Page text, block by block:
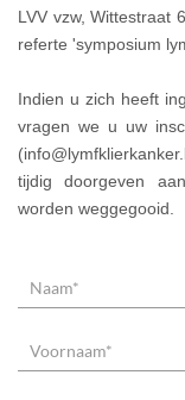
LVV vzw, Wittestraat
referte 'symposium
Indien u zich heeft
vragen we u uw
tijdig doorgeven
worden weggegooid.
Naam*
Voornaam*